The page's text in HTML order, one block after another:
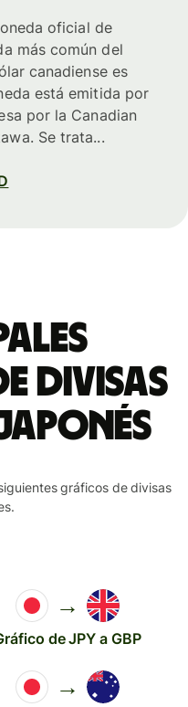
oficial de
más común del
canadiense es
está emitida por
por la Canadian
Se trata...
divisas
gráficos de divisas
→
de JPY a GBP
→